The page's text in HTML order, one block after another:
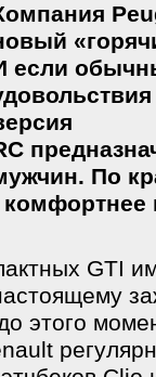
если
По
GTI
этого